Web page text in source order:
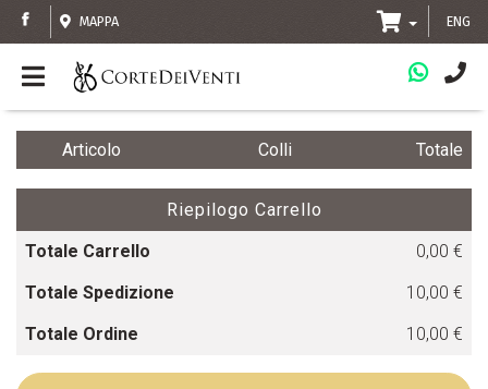
ENG
MAPPA
Articolo Colli Totale
Riepilogo Carrello
Totale Carrello
0,00 €
Totale Spedizione
10,00 €
Totale Ordine
10,00 €